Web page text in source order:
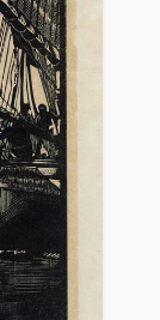
Zetti.,